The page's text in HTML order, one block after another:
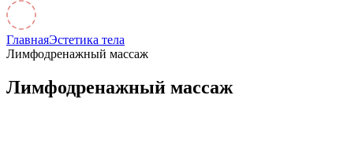
ГлавнаяЭстетика тела
Лимфодренажный массаж
Лимфодренажный массаж